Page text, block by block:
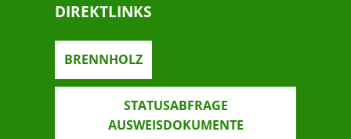
DIREKTLINKS
BRENNHOLZ
STATUSABFRAGE
AUSWEISDOKUMENTE